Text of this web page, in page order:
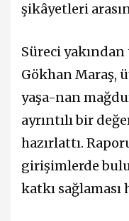
şikâyetleri
Süreci yakından
Gökhan Maraş,
yaşa-nan
ayrıntılı bir
hazırlattı.
girişimlerde
katkı